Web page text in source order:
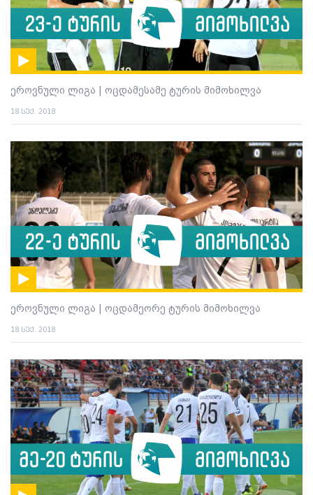
ეროვნული ლიგა | ოცდამესამე ტურის მიმოხილვა
18 სექ. 2018
ეროვნული ლიგა | ოცდამეორე ტურის მიმოხილვა
18 სექ. 2018